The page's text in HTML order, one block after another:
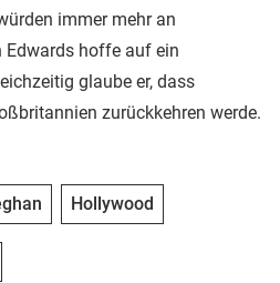
immer mehr an
Edwards hoffe auf ein
glaube er, dass
zurückkehren werde.
Hollywood